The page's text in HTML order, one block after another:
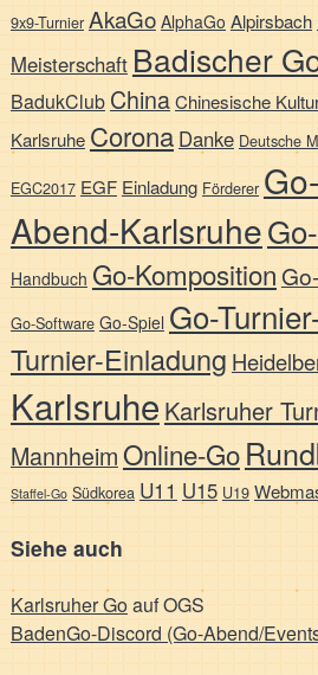
9x9-Turnier AkaGo AlphaGo Alpirsbach
Meisterschaft Badischer
BadukClub ChinaChinesische
KarlsruheCorona Danke Deutsche
EGC2017 EGF Einladung Förderer
Abend-Karlsruhe
Handbuch Go-Komposition
Go-Software Go-Spiel Go-
Turnier-Einladung
Karlsruhe Karlsruher
MannheimOnline-Go
Staffel-Go Südkorea U11 U15 U19
Siehe auch
Karlsruher Goauf OGS
BadenGo-Discord (Go-Abend/